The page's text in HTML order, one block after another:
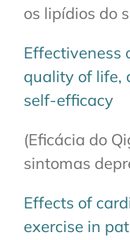
os lipídios do
Effectiveness
quality of life,
self-efficacy
(Eficácia do
sintomas
Effects of
exercise in